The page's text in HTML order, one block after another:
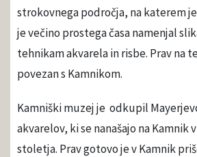
strokovnega področja, na katerem
je večino prostega časa namenjal
tehnikam akvarela in risbe. Prav na
povezan s Kamnikom.
Kamniški muzej je odkupil
akvarelov, ki se nanašajo na Kamnik
stoletja. Prav gotovo je v Kamnik